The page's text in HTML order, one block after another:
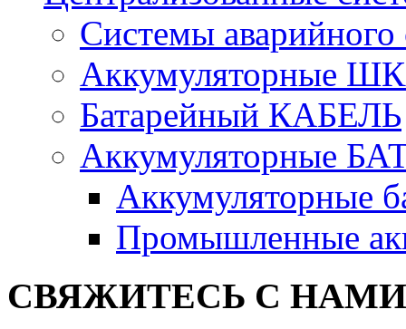
Системы
Аккумуляторные
Батарейный КАБЕЛЬ
Аккумуляторные
Аккумуляторные
Промышленные
СВЯЖИТЕСЬ С НАМИ